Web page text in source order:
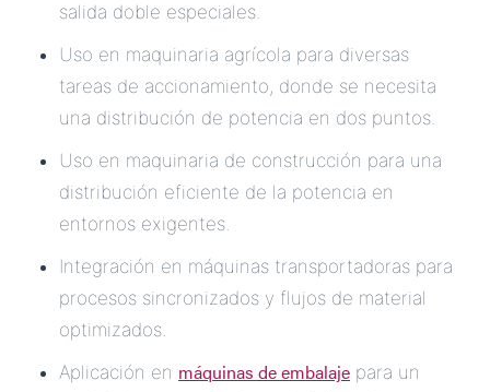
salida doble especiales.
Uso en maquinaria agrícola para diversas
tareas de accionamiento, donde se necesita
una distribución de potencia en dos puntos.
Uso en maquinaria de construcción para una
distribución eficiente de la potencia en
entornos exigentes.
Integración en máquinas transportadoras para
procesos sincronizados y flujos de material
optimizados.
Aplicación en máquinas de embalaje para un